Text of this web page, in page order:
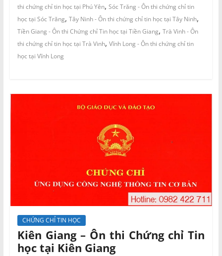
thi chứng chỉ tin học tại Phú Yên, Sóc Trăng - Ôn thi chứng chỉ tin
học tại Sóc Trăng, Tây Ninh - Ôn thi chứng chỉ tin học tại Tây Ninh,
Tiền Giang - Ôn thi Chứng chỉ Tin học tại Tiền Giang, Trà Vinh - Ôn
thi chứng chỉ tin học tại Trà Vinh, Vĩnh Long - Ôn thi chứng chỉ tin
học tại Vĩnh Long
CHỨNG CHỈ TIN HỌC
Kiên Giang – Ôn thi Chứng chỉ Tin
học tại Kiên Giang